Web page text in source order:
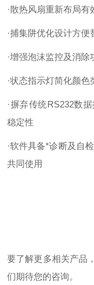
·散热风扇重新布局有
·捕集阱优化设计方
·增强泡沫监控及消
·状态指示灯简化颜
·摒弃传统RS232数
稳定性
·软件具备*诊断及自
共同使用
要了解更多相关产品
们期待您的咨询。